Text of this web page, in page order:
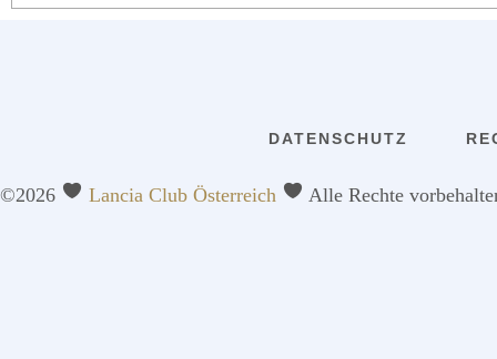
DATENSCHUTZ
©2026 Lancia Club Österreich Alle Rechte